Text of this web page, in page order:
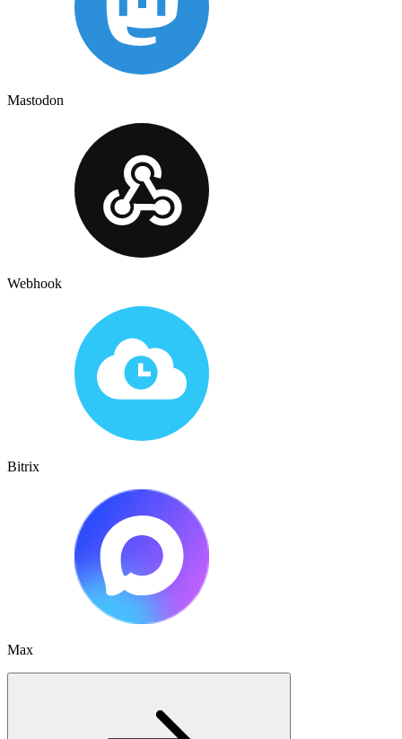
Mastodon
Webhook
Bitrix
Max